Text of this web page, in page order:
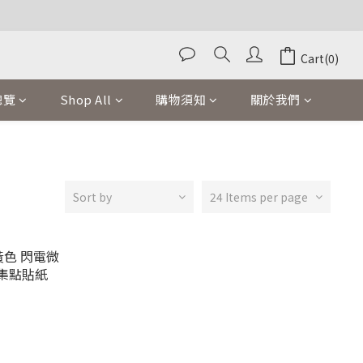
Cart(0)
覽 Shop All 購物須知 關於我們
Sort by 24 Items per page